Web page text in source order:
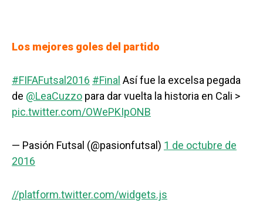
Los mejores goles del partido
#FIFAFutsal2016 #Final Así fue la excelsa pegada
de @LeaCuzzo para dar vuelta la historia en Cali >
pic.twitter.com/OWePKIpONB
— Pasión Futsal (@pasionfutsal) 1 de octubre de
2016
//platform.twitter.com/widgets.js